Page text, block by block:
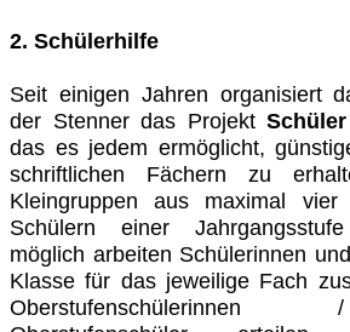
2. Schülerhilfe
Seit einigen Jahren organisiert
der Stenner das Projekt
das es jedem ermöglicht,
schriftlichen Fächern zu
Kleingruppen aus maximal vier
Schülern einer
möglich arbeiten Schülerinnen
Klasse für das jeweilige Fach